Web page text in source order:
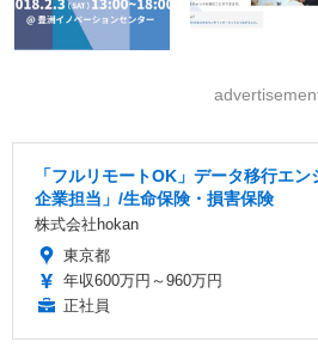
「フルリモートOK」データ移行エ
企業担当」/生命保険・損害保険
株式会社hokan
東京都
年収600万円～960万円
正社員